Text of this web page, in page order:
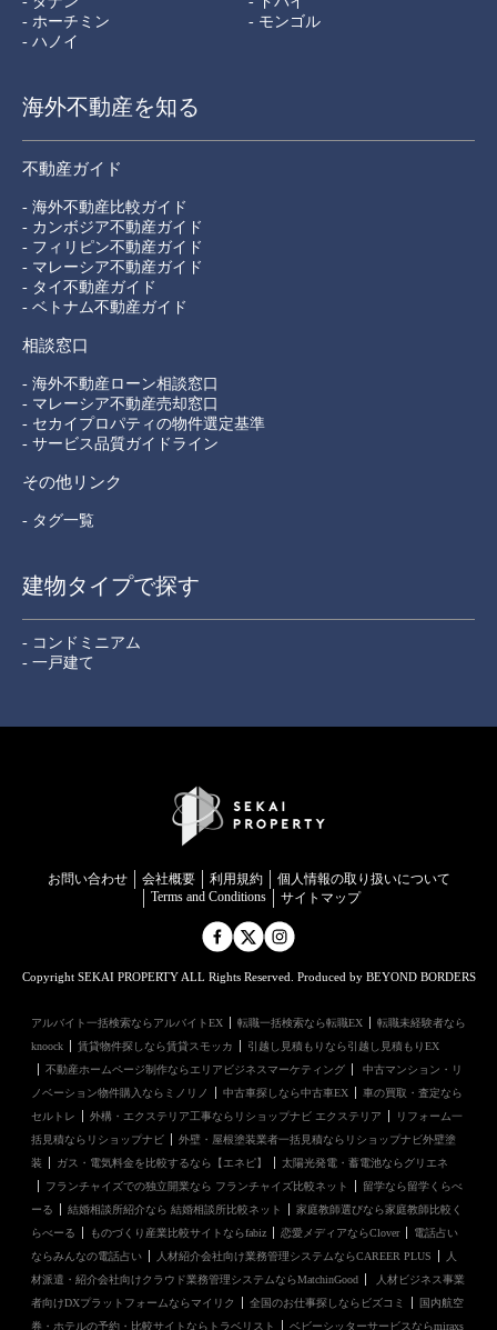
- ホーチミン
- ハノイ
- モンゴル
海外不動産を知る
不動産ガイド
- 海外不動産比較ガイド
- カンボジア不動産ガイド
- フィリピン不動産ガイド
- マレーシア不動産ガイド
- タイ不動産ガイド
- ベトナム不動産ガイド
相談窓口
- 海外不動産ローン相談窓口
- マレーシア不動産売却窓口
- セカイプロパティの物件選定基準
- サービス品質ガイドライン
その他リンク
- タグ一覧
建物タイプで探す
- コンドミニアム
- 一戸建て
お問い合わせ 会社概要 利用規約
個⼈情報の取り扱いについて
Terms and Conditions
サイトマップ
Copyright SEKAI PROPERTY ALL Rights Reserved. Produced by BEYOND BORDERS
アルバイト一括検索ならアルバイトEX 転職一括検索なら転職EX
転職未経験者なら
knoock
賃貸物件探しなら賃貸スモッカ
引越し見積もりなら引越し見積もりEX
不動産ホームページ制作ならエリアビジネスマーケティング
中古マンション・リ
ノベーション物件購入ならミノリノ
中古車探しなら中古車EX
車の買取・査定なら
セルトレ
外構・エクステリア工事ならリショップナビ エクステリア
リフォーム一
括見積ならリショップナビ
外壁・屋根塗装業者一括見積ならリショップナビ外壁塗
装
ガス・電気料金を比較するなら【エネピ】
太陽光発電・蓄電池ならグリエネ
フランチャイズでの独立開業なら フランチャイズ比較ネット
留学なら留学くらべ
ーる
結婚相談所紹介なら 結婚相談所比較ネット
家庭教師選びなら家庭教師比較く
らべーる
ものづくり産業比較サイトならfabiz 恋愛メディアならClover
電話占い
ならみんなの電話占い
人材紹介会社向け業務管理システムならCAREER PLUS
人
材派遣・紹介会社向けクラウド業務管理システムならMatchinGood
人材ビジネス事業
者向けDXプラットフォームならマイリク
全国のお仕事探しならビズコミ
国内航空
券・ホテルの予約・比較サイトならトラベリスト
ベビーシッターサービスならmiraxs